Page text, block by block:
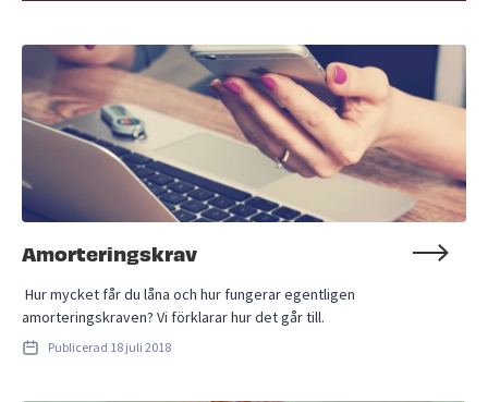
Amorteringskrav
Hur mycket får du låna och hur fungerar egentligen
amorteringskraven? Vi förklarar hur det går till.
Publicerad 18 juli 2018